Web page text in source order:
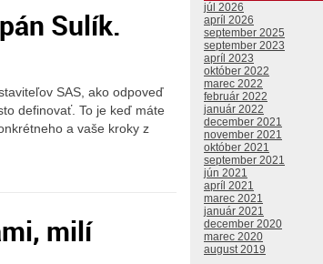
Sulík.
SAS, ako odpoveď
definovať. To je keď máte
a vaše kroky z
milí
júl 2026
apríl 2026
september 2025
september 2023
apríl 2023
október 2022
marec 2022
február 2022
január 2022
december 2021
november 2021
október 2021
september 2021
jún 2021
apríl 2021
marec 2021
január 2021
december 2020
marec 2020
august 2019